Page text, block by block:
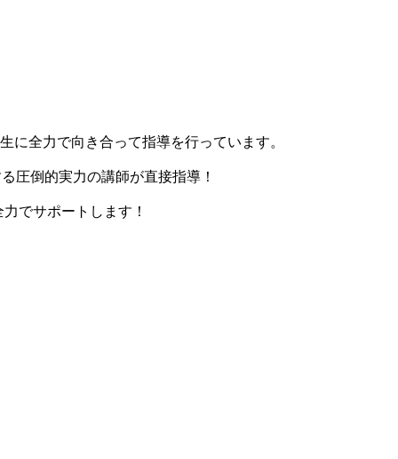
全力で向き合って指導を行っています。
圧倒的実力の講師が直接指導！
でサポートします！